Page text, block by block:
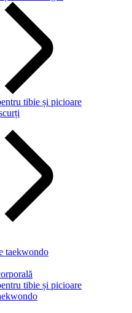
tibie și picioare
taekwondo
tibie și picioare